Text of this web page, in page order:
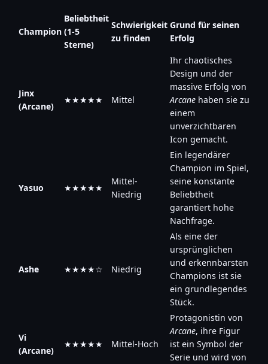
Champion
Beliebtheit
(1-5
Sterne)
Schwierigkeit
zu finden
Grund für seinen
Erfolg
Jinx
(Arcane)
★★★★★ Mittel
Ihr chaotisches
Design und der
massive Erfolg von
Arcane haben sie zu
einem
unverzichtbaren
Icon gemacht.
Yasuo ★★★★★
Mittel-
Niedrig
Ein legendärer
Champion im Spiel,
seine konstante
Beliebtheit
garantiert hohe
Nachfrage.
Ashe ★★★★☆ Niedrig
Als eine der
ursprünglichen
und erkennbarsten
Champions ist sie
ein grundlegendes
Stück.
Vi
(Arcane)
★★★★★ Mittel-Hoch
Protagonistin von
Arcane, ihre Figur
ist ein Symbol der
Serie und wird von